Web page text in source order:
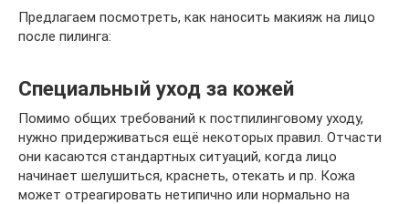
Предлагаем посмотреть, как наносить макияж на лицо
после пилинга:
Специальный уход за кожей
Помимо общих требований к постпилинговому уходу,
нужно придерживаться ещё некоторых правил. Отчасти
они касаются стандартных ситуаций, когда лицо
начинает шелушиться, краснеть, отекать и пр. Кожа
может отреагировать нетипично или нормально на